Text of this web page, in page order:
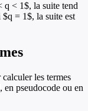
q < 1$, la suite tend
= 1$, la suite est
les termes
pseudocode ou en